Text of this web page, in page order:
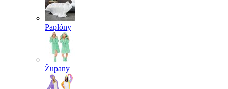
Paplóny
Župany